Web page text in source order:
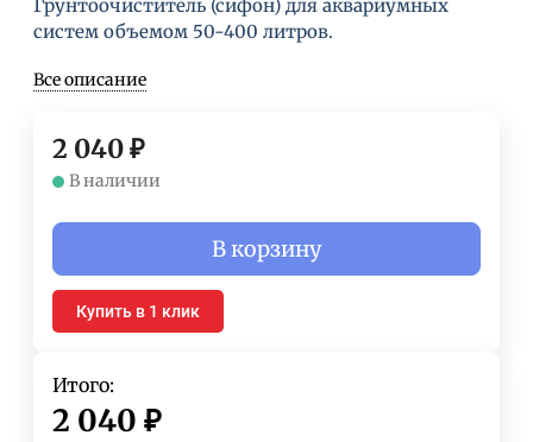
Грунтоочиститель (сифон) для аквариумных
систем объемом 50-400 литров.
Все описание
2 040₽
В наличии
В корзину
Купить в 1 клик
Итого:
2 040 ₽